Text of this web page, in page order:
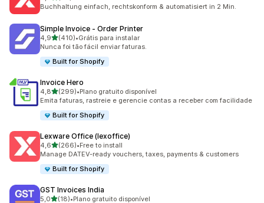
Buchhaltung einfach, rechtskonform & automatisiert in 2 Min.
Simple Invoice ‑ Order Printer
4,9de 5 estrelas
(410)
410 avaliações ao todo
•Grátis para instalar
Nunca foi tão fácil enviar faturas.
Built for Shopify
Invoice Hero
4,8de 5 estrelas
(299)
299 avaliações ao todo
•Plano gratuito disponível
Emita faturas, rastreie e gerencie contas a receber com facilidade
Built for Shopify
Lexware Office (lexoffice)
4,6de 5 estrelas
(266)
266 avaliações ao todo
•Free to install
Manage DATEV-ready vouchers, taxes, payments & customers
Built for Shopify
GST Invoices India
5,0de 5 estrelas
(18)•Plano gratuito disponível